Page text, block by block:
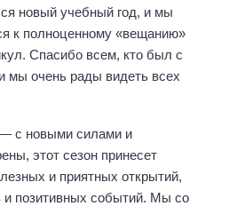
новый учебный год, и мы
к полноценному «вещанию»
Спасибо всем, кто был с
мы очень рады видеть всех
с новыми силами и
этот сезон принесет
и приятных открытий,
и позитивных событий. Мы со